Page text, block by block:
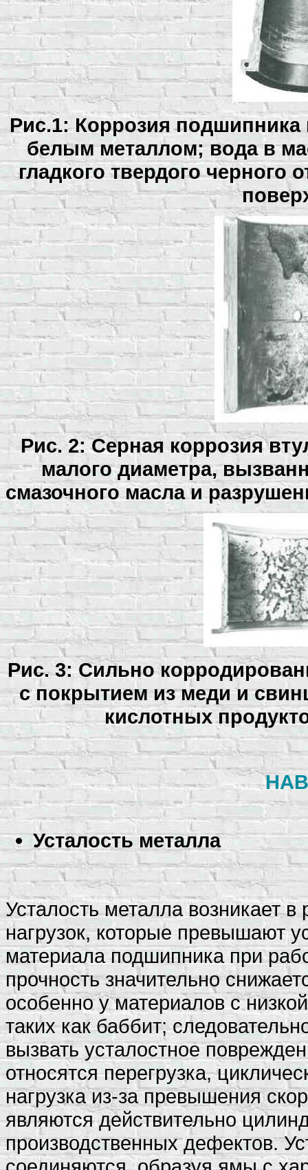
Рис.1: Коррозия
белым металлом; вода в
гладкого твердого черного
Рис. 2: Серная коррозия
малого диаметра,
смазочного масла и
Рис. 3: Сильно
с покрытием из меди и
кислотных
Усталость металла
Усталость металла возникает в
нагрузок, которые превышают
материала подшипника при
прочность значительно
особенно у материалов с
таких как баббит;
вызвать усталостное
относятся перегрузка,
нагрузка из-за превышения
являются действительно
производственных дефектов.